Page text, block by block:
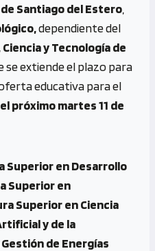
at
s
A
p
p
Santiago del Estero
dependiente del
y Tecnología de
se extiende el plazo para
educativa para el
próximo martes 11 de
Superior en Desarrollo
Superior en
Superior en Ciencia
y de la
de Energías